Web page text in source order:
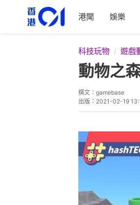
港聞 娛樂
科技玩物 遊戲
動物之
撰文： gamebase
出版： 2021-02-19